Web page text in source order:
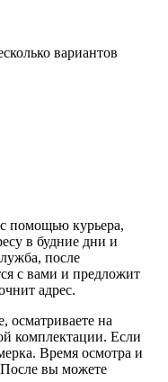
вариантов
помощью курьера,
в будние дни и
после
с вами и предложит
адрес.
осматриваете на
комплектации. Если
Время осмотра и
вы можете